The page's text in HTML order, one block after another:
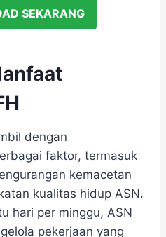
SEKARANG
dengan
faktor, termasuk
kemacetan
kualitas hidup ASN.
hari per minggu, ASN
pekerjaan yang